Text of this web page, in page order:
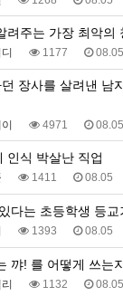
려주는 가장 최악의
1177 08.05
4971 08.05
인식 박살난 직업
1411 08.05
다는 초등학생 등교
1393 08.05
꺄! 를 어떻게 쓰는
1132 08.05